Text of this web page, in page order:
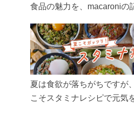
食品の魅力を、macaroniの
ん、製造現場や品質へのこ
こめ油をもっと好きになる
ぜひお楽しみください。
夏は食欲が落ちがちですが
こそスタミナレシピで元気